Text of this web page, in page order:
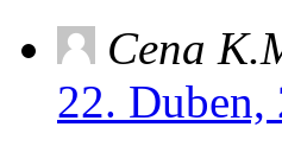
Cena
22. Duben,